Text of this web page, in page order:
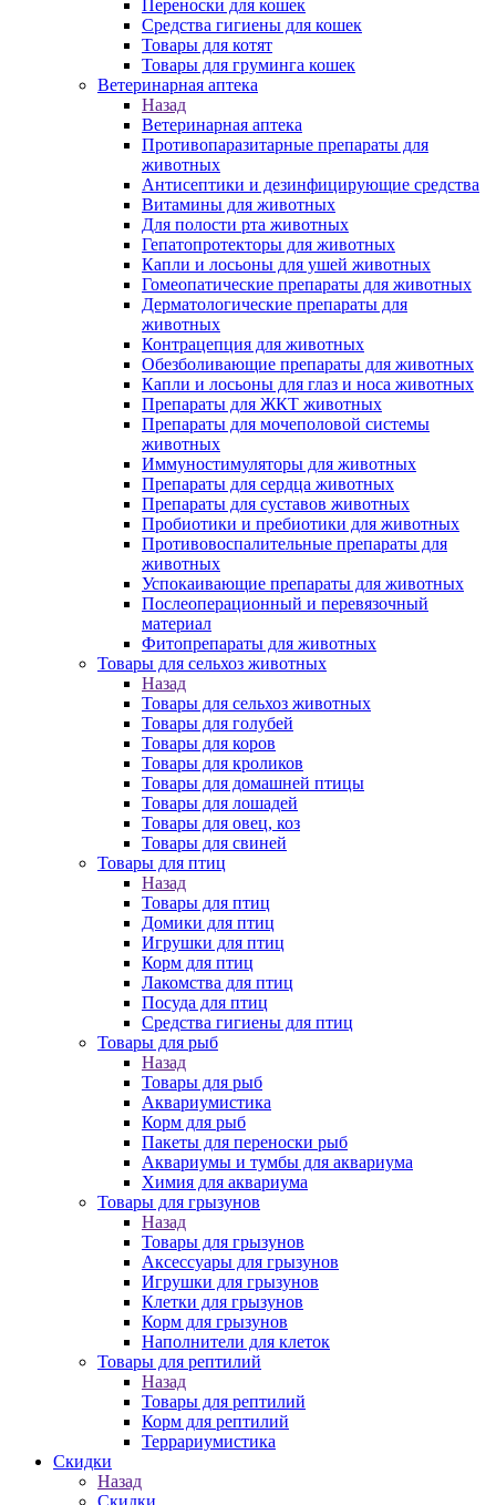
Переноски для кошек
Средства гигиены для кошек
Товары для котят
Товары для груминга кошек
Ветеринарная аптека
Назад
Ветеринарная аптека
Противопаразитарные препараты для
животных
Антисептики и дезинфицирующие средства
Витамины для животных
Для полости рта животных
Гепатопротекторы для животных
Капли и лосьоны для ушей животных
Гомеопатические препараты для животных
Дерматологические препараты для
животных
Контрацепция для животных
Обезболивающие препараты для животных
Капли и лосьоны для глаз и носа животных
Препараты для ЖКТ животных
Препараты для мочеполовой системы
животных
Иммуностимуляторы для животных
Препараты для сердца животных
Препараты для суставов животных
Пробиотики и пребиотики для животных
Противовоспалительные препараты для
животных
Успокаивающие препараты для животных
Послеоперационный и перевязочный
материал
Фитопрепараты для животных
Товары для сельхоз животных
Назад
Товары для сельхоз животных
Товары для голубей
Товары для коров
Товары для кроликов
Товары для домашней птицы
Товары для лошадей
Товары для овец, коз
Товары для свиней
Товары для птиц
Назад
Товары для птиц
Домики для птиц
Игрушки для птиц
Корм для птиц
Лакомства для птиц
Посуда для птиц
Средства гигиены для птиц
Товары для рыб
Назад
Товары для рыб
Аквариумистика
Корм для рыб
Пакеты для переноски рыб
Аквариумы и тумбы для аквариума
Химия для аквариума
Товары для грызунов
Назад
Товары для грызунов
Аксессуары для грызунов
Игрушки для грызунов
Клетки для грызунов
Корм для грызунов
Наполнители для клеток
Товары для рептилий
Назад
Товары для рептилий
Корм для рептилий
Террариумистика
Скидки
Назад
Скидки